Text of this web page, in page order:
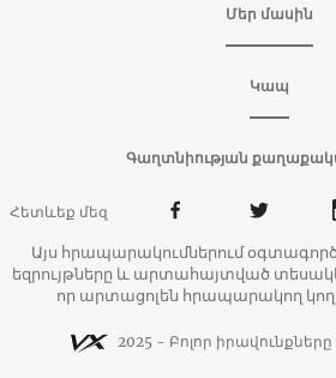
Մեր մասին
Կապ
Գաղտնիության
Հետևեք մեզ
Այս հրապարակումներում
եզրույթները և արտահայտված
որ արտացոլեն հրապարակող
2025 - Բոլոր